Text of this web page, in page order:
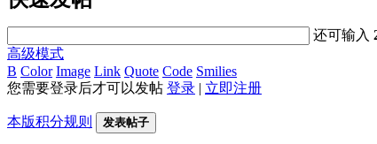
还可输入
高级模式
B Color Image Link Quote Code Smilies
您需要登录后才可以发帖 登录 | 立即注册
本版积分规则 发表帖子